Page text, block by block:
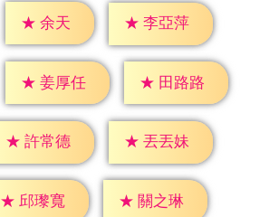
★ 余天 ★ 李亞萍
★ 姜厚任 ★ 田路路
★ 許常德 ★ 丟丟妹
★ 邱瓈寬 ★ 關之琳